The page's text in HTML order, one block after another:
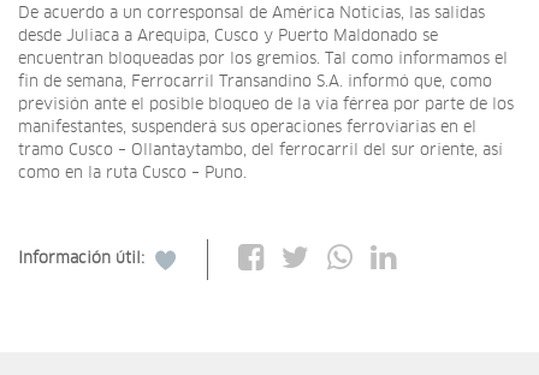
De acuerdo a un corresponsal de América Noticias, las salidas
desde Juliaca a Arequipa, Cusco y Puerto Maldonado se
encuentran bloqueadas por los gremios. Tal como informamos el
fin de semana, Ferrocarril Transandino S.A. informó que, como
previsión ante el posible bloqueo de la vía férrea por parte de los
manifestantes, suspenderá sus operaciones ferroviarias en el
tramo Cusco – Ollantaytambo, del ferrocarril del sur oriente, así
como en la ruta Cusco – Puno.
Información útil: